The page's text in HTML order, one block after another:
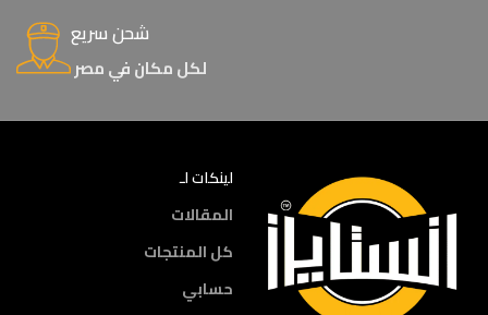
شحن سريع
لكل مكان في مصر
لينكات لـ
المقالات
كل المنتجات
حسابي